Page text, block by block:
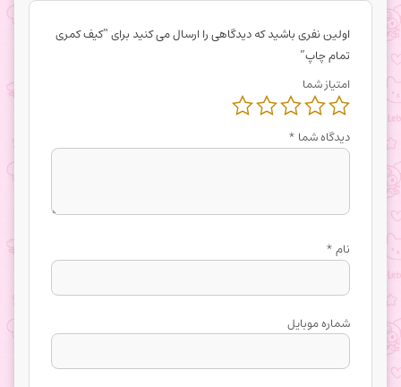
اولین نفری باشید که دیدگاهی را ارسال می کنید برای “کیف کمری
تمام چاپ”
امتیاز شما
دیدگاه شما *
نام*
شماره موبایل